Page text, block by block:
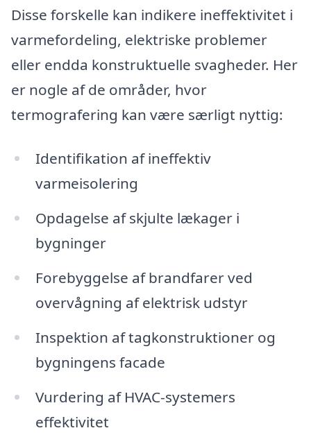
Disse forskelle kan indikere ineffektivitet i
varmefordeling, elektriske problemer
eller endda konstruktuelle svagheder. Her
er nogle af de områder, hvor
termografering kan være særligt nyttig:
Identifikation af ineffektiv
varmeisolering
Opdagelse af skjulte lækager i
bygninger
Forebyggelse af brandfarer ved
overvågning af elektrisk udstyr
Inspektion af tagkonstruktioner og
bygningens facade
Vurdering af HVAC-systemers
effektivitet